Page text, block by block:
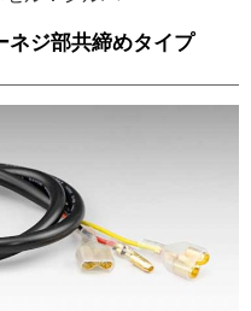
ジ部共締めタイプ